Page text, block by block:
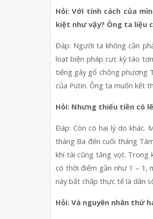
Hỏi: Với tính cách của
kiệt như vậy? Ông ta liệu
Đáp: Người ta không cần
loạt biện pháp cực kỳ táo
tiếng gây gổ chống phương
của Putin. Ông ta muốn kết
Hỏi: Nhưng thiếu tiền có
Đáp: Còn có hai lý do khác.
tháng Ba đến cuối tháng
khí tài cũng tăng vọt. Trong
có thời điểm gần như 1 – 1,
này bất chấp thực tế là dân
Hỏi: Và nguyên nhân thứ